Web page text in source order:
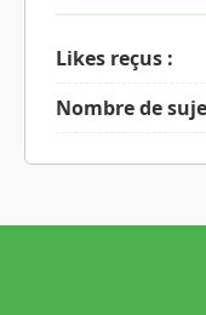
Likes reçus :
Nombre de